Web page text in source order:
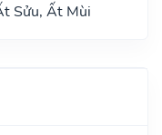
Sửu, Ất Mùi